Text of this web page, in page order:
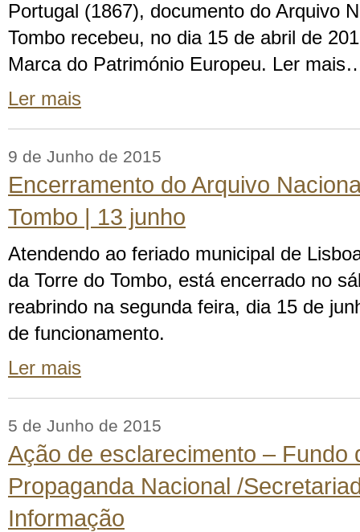
Portugal (1867), documento do Arquivo
Tombo recebeu, no dia 15 de abril de
Marca do Património Europeu. Ler
Ler mais
9 de Junho de 2015
Encerramento do Arquivo
Tombo | 13 junho
Atendendo ao feriado municipal de
da Torre do Tombo, está encerrado no
reabrindo na segunda feira, dia 15 de
de funcionamento.
Ler mais
5 de Junho de 2015
Ação de esclarecimento – Fundo
Propaganda Nacional /
Informação